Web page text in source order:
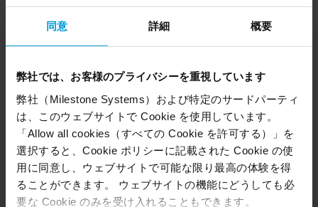
同意 詳細 概要
弊社では、お客様のプライバシーを重視しています
弊社（Milestone Systems）および特定のサードパーティ
は、このウェブサイトで Cookie を使用しています。
「Allow all cookies（すべての Cookie を許可する）」を
選択すると、Cookie ポリシーに記載された Cookie の使
用に同意し、ウェブサイトで可能な限り最高の体験を得
ることができます。 ウェブサイトの機能にどうしても必
要な Cookie のみを受け入れることもできます。
どのようなサービスが必要で